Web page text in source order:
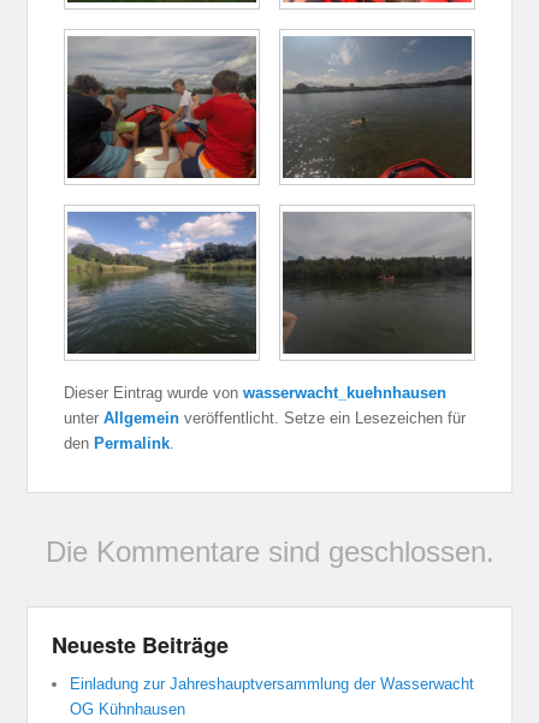
Dieser Eintrag wurde vonwasserwacht_kuehnhausen
unterAllgemein veröffentlicht. Setze ein Lesezeichen für
den Permalink
Die Kommentare sind geschlossen.
Neueste Beiträge
Einladung zur Jahreshauptversammlung der Wasserwacht
OG Kühnhausen